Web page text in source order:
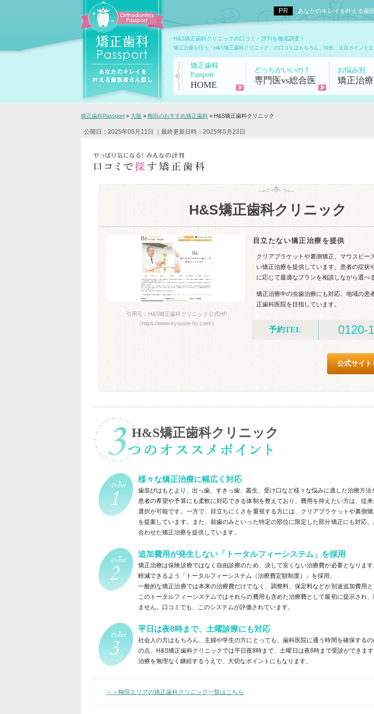
あなたのキレイを叶える
H&S矯正歯科クリニックの口コミ・評判を徹底調査！
矯正治療を行う「H&S矯正歯科クリニック」の口コミはもちろん、特色、注目ポイント
矯正歯科
Passport
HOME
どっちがいいの？
専門医vs総合医
お悩み別
矯正治
矯正歯科Passport » 大阪 » 梅田のおすすめ矯正歯科 » H&S矯正歯科クリニック
公開日：2025年05月11日 ｜最終更新日時：2025年5月23日
H&S矯正歯科クリニック
引用元：H&S矯正歯科クリニック公式HP
（https://www.kyousei-hs.com/）
目立たない矯正治療を提供
クリアブラケットや裏側矯正、マウスピー
い矯正治療を提供しています。患者の症状
に応じて最適なプランを相談しながら選べ
矯正治療中の虫歯治療にも対応。地域の患
正歯科医院を目指しています。
予約TEL 0120-
公式サイト
H&S矯正歯科クリニック
様々な矯正治療に幅広く対応
歯並びはもとより、出っ歯、すきっ歯、叢生、受け口など様々な悩みに適した治療方法
患者の希望や予算にも柔軟に対応できる体制を整えており、費用を抑えたい方は、従
選択が可能です。一方で、目立ちにくさを重視する方には、クリアブラケットや裏側
を提案しています。また、前歯のみといった特定の部位に限定した部分矯正にも対応
合わせた矯正治療を提供しています。
追加費用が発生しない「トータルフィーシステム」を採用
矯正治療は保険診療ではなく自由診療のため、決して安くない治療費が必要となりま
軽減できるよう「トータルフィーシステム（治療費定額制度）」を採用。
一般的な矯正治療では本来の治療費だけでなく、調整料、保定料などが別途追加費用と
このトータルフィーシステムではそれらの費用も含めた治療費として最初に提示され
ません。口コミでも、このシステムが評価されています。
平日は夜8時まで、土曜診療にも対応
社会人の方はもちろん、主婦や学生の方にとっても、歯科医院に通う時間を確保する
の点、H&S矯正歯科クリニックでは平日夜8時まで、土曜日は夜6時まで受診ができま
治療を無理なく継続するうえで、大切なポイントにもなります。
＞＞梅田エリアの矯正歯科クリニック一覧はこちら